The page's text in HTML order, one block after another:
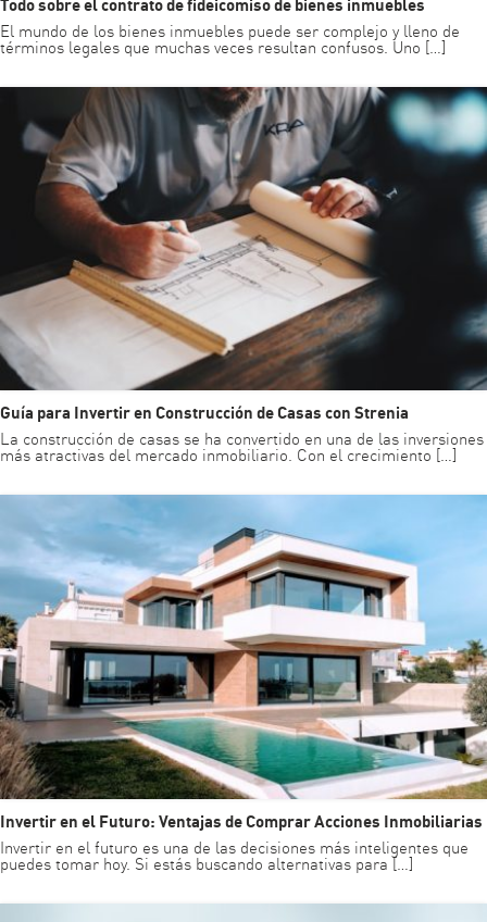
El mundo de los bienes inmuebles puede ser complejo y lleno de
términos legales que muchas veces resultan confusos. Uno […]
Guía para Invertir en Construcción de Casas con Strenia
La construcción de casas se ha convertido en una de las inversiones
más atractivas del mercado inmobiliario. Con el crecimiento […]
Invertir en el Futuro: Ventajas de Comprar Acciones Inmobiliarias
Invertir en el futuro es una de las decisiones más inteligentes que
puedes tomar hoy. Si estás buscando alternativas para […]